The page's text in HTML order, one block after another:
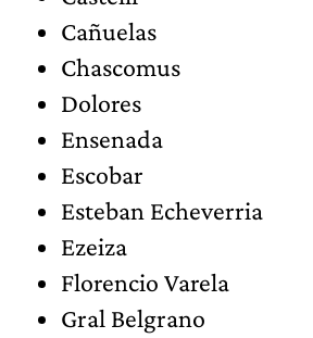
Cañuelas
Chascomus
Dolores
Ensenada
Escobar
Esteban Echeverria
Ezeiza
Florencio Varela
Gral Belgrano